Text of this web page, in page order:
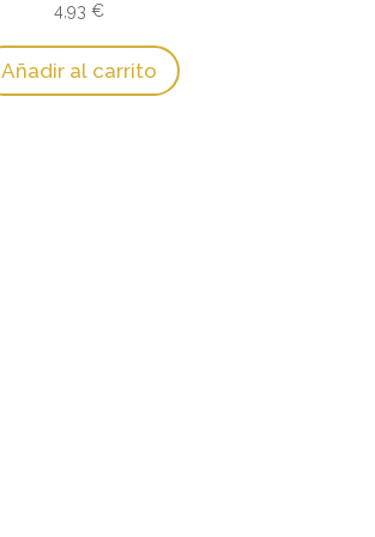
4,93€
Añadir al carrito